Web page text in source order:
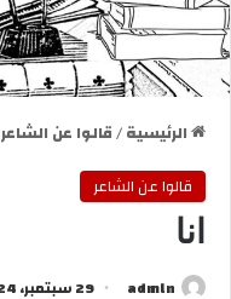
الرئيسية/قالوا عن الشاعر
قالوا عن الشاعر
انا
admln 29 سبتمبر، 2024